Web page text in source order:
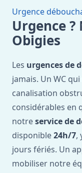
Urgence
Urgence ?
Obigies
Les urgences de
jamais. Un WC
canalisation
considérables en
notreservice de
disponible24h/7,
jours fériés. Un
mobiliser notre